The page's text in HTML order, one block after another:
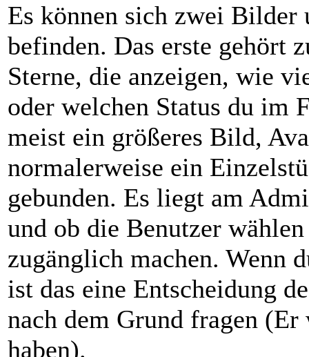
Es können sich zwei Bilder
befinden. Das erste gehört
Sterne, die anzeigen, wie
oder welchen Status du im
meist ein größeres Bild,
normalerweise ein
gebunden. Es liegt am
und ob die Benutzer
zugänglich machen. Wenn
ist das eine Entscheidung
nach dem Grund fragen
haben).